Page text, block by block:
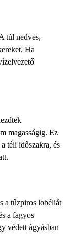
túl nedves,
Ha
magasságig. Ez
téli időszakra, és
a tűzpiros lobéliát
a fagyos
védett ágyásban